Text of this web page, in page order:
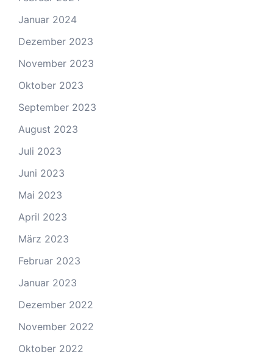
Januar 2024
Dezember 2023
November 2023
Oktober 2023
September 2023
August 2023
Juli 2023
Juni 2023
Mai 2023
April 2023
März 2023
Februar 2023
Januar 2023
Dezember 2022
November 2022
Oktober 2022